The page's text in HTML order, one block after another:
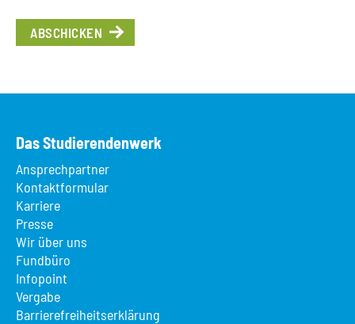
ABSCHICKEN
Das Studierendenwerk
Ansprechpartner
Kontaktformular
Karriere
Presse
Wir über uns
Fundbüro
Infopoint
Vergabe
Barrierefreiheitserklärung